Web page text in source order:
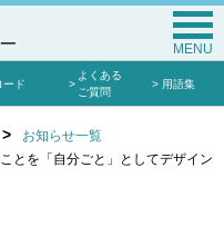
MENU
ード
よくある
ご質問
用語集
お知らせ一覧
とを「自分ごと」としてデザイン